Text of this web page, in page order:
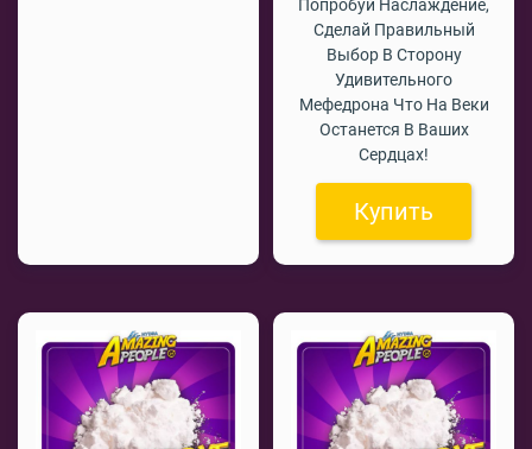
Попробуй Наслаждение,
Сделай Правильный
Выбор В Сторону
Удивительного
Мефедрона Что На Веки
Останется В Ваших
Сердцах!
Купить